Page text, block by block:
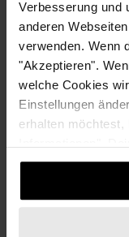
Verbesserung und
anderen
verwenden. Wenn
"Akzeptieren".
welche Cookies
Einstellungen
erhalten möchtest,
widerrufen.
Daria ist Coach
Frauen bei ihren
Ihr größter